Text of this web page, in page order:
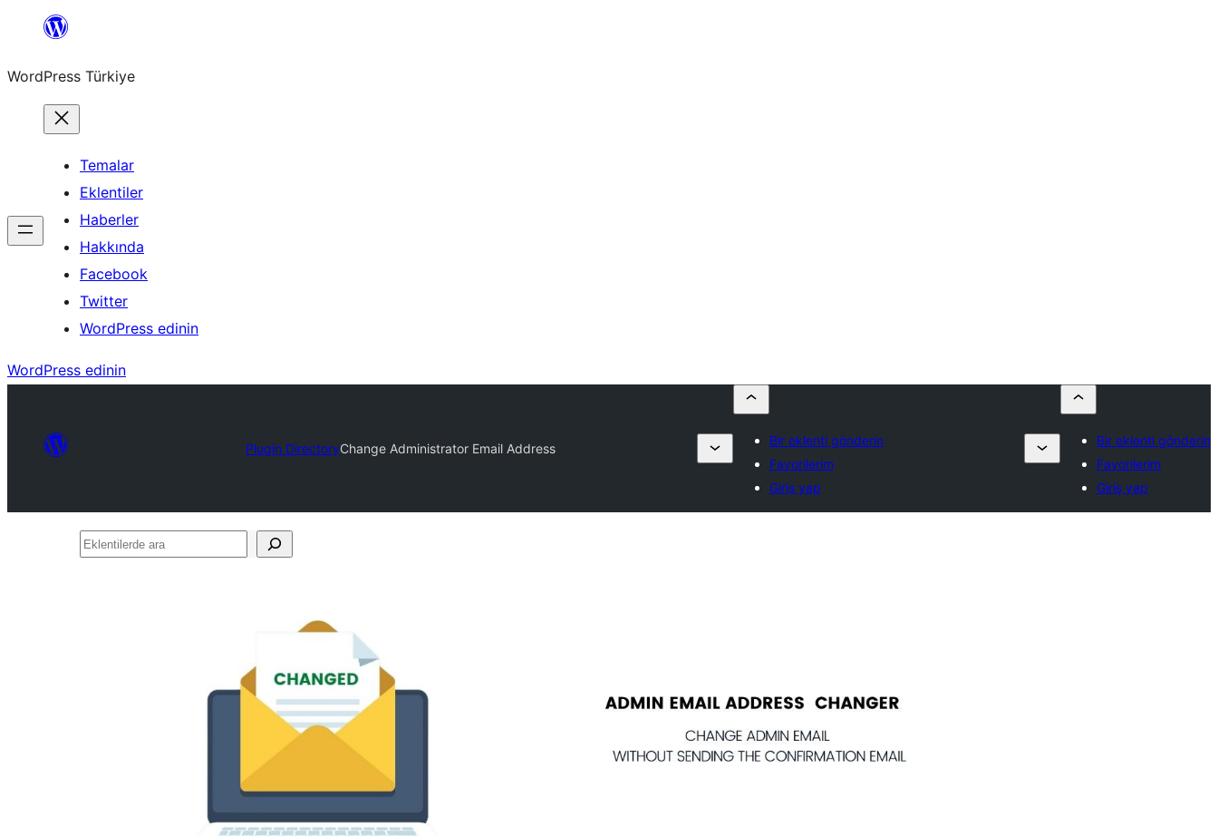
İçeriğe
WordPress Türkiye
Temalar
Eklentiler
Haberler
Hakkında
Facebook
Twitter
WordPress edinin
WordPress edinin
Plugin DirectoryChange Administrator Email Address
Bir eklenti gönderin
Favorilerim
Giriş yap
Bir eklenti gönderin
Favorilerim
Giriş yap
Eklentilerde